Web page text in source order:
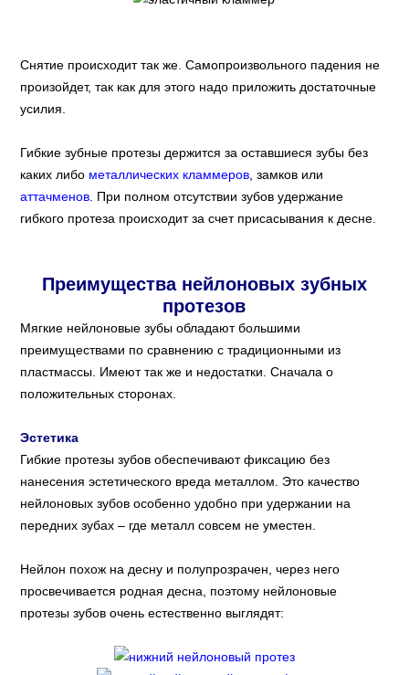
Снятие происходит так же. Самопроизвольного падения не
произойдет, так как для этого надо приложить достаточные
усилия.
Гибкие зубные протезы держится за оставшиеся зубы без
каких либо металлических кламмеров , замков или
аттачменов . При полном отсутствии зубов удержание
гибкого протеза происходит за счет присасывания к десне.
Преимущества нейлоновых зубных
протезов
Мягкие нейлоновые зубы обладают большими
преимуществами по сравнению с традиционными из
пластмассы. Имеют так же и недостатки. Сначала о
положительных сторонах.
Эстетика
Гибкие протезы зубов обеспечивают фиксацию без
нанесения эстетического вреда металлом. Это качество
нейлоновых зубов особенно удобно при удержании на
передних зубах – где металл совсем не уместен.
Нейлон похож на десну и полупрозрачен, через него
просвечивается родная десна, поэтому нейлоновые
протезы зубов очень естественно выглядят: